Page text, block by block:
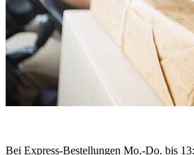
Bei Express-Bestellungen Mo.-Do. bis